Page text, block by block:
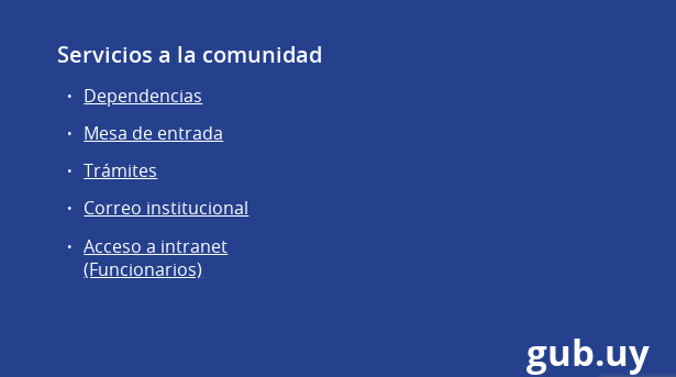
Servicios a la comunidad
Dependencias
Mesa de entrada
Trámites
Correo institucional
Acceso a intranet
(Funcionarios)
gub.uy